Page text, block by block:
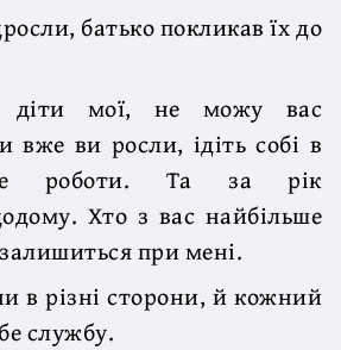
батько покликав їх до
мої, не можу вас
вже ви росли, ідіть собі в
роботи. Та за рік
Хто з вас найбільше
при мені.
в різні сторони, й кожний
службу.